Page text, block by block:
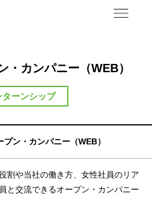
・カンパニー（WEB）
ターンシップ
ン・カンパニー（WEB）
割や当社の働き方、女性社員のリア
と交流できるオープン・カンパニー